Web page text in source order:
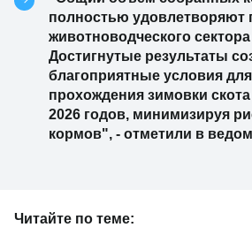
полностью удовлетворяют
животноводческого
Достигнутые результаты
благоприятные условия
прохождения зимовки скота
2026 годов, минимизируя
кормов", - отметили в
Читайте по теме: